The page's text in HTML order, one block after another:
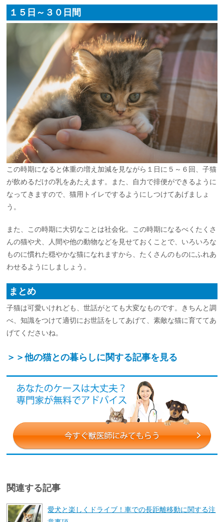
１５日～３０日間
この時期になると体重の増え加減を見ながら１日に５～６回、子猫
が飲めるだけの乳をあたえます。また、自力で排便ができるように
なってきますので、猫用トイレでするようにしつけてあげましょ
う。
また、この時期に大切なことは社会化。この時期になるべくたくさ
んの猫や犬、人間や他の動物などを見せておくことで、いろいろな
ものに慣れた穏やかな猫になれますから、たくさんのものにふれあ
わせるようにしましょう。
まとめ
子猫は可愛いけれども、世話がとても大変なものです。きちんと調
べ、知識をつけて適切にお世話をしてあげて、素敵な猫に育ててあ
げてくださいね。
＞＞他の猫との暮らしに関する記事を見る
関連する記事
愛犬と楽しくドライブ！車での長距離移動に関する注